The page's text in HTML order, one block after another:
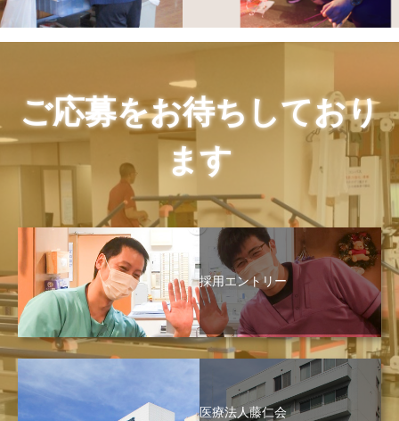
ご応募をお待ちしており
ます
採用エントリー
医療法人藤仁会